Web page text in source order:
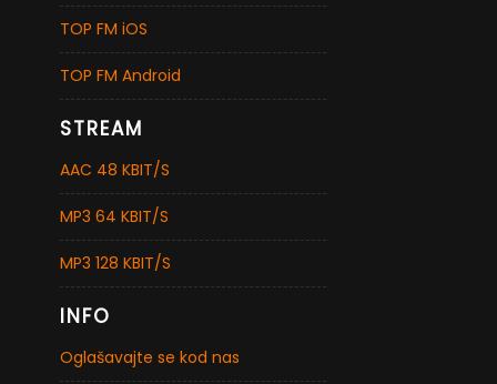
TOP FM iOS
TOP FM Android
STREAM
AAC 48 KBIT/S
MP3 64 KBIT/S
MP3 128 KBIT/S
INFO
Oglašavajte se kod nas